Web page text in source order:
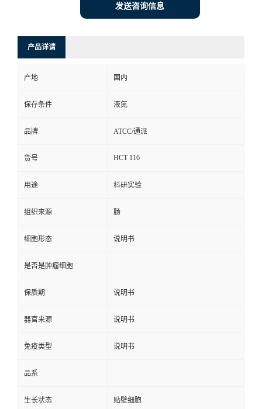
发送咨询信息
产品详请
产地 国内
保存条件 液氮
品牌 ATCC/通派
货号 HCT 116
用途 科研实验
组织来源 肠
细胞形态 说明书
是否是肿瘤细胞
保质期 说明书
器官来源 说明书
免疫类型 说明书
品系
生长状态 贴壁细胞